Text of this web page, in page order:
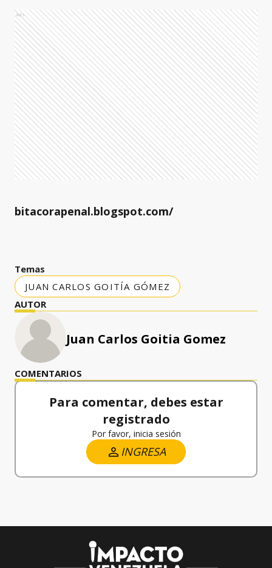
Ads
bitacorapenal.blogspot.com/
Temas
JUAN CARLOS GOITÍA GÓMEZ
AUTOR
Juan Carlos Goitia Gomez
COMENTARIOS
Para comentar, debes estar
registrado
Por favor, inicia sesión
INGRESA